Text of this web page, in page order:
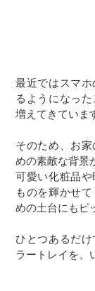
最近ではスマ
るようになっ
増えてきていま
そのため、お
めの素敵な背景
可愛い化粧品
ものを輝かせ
めの土台にもピ
ひとつあるだ
ラートレイを、